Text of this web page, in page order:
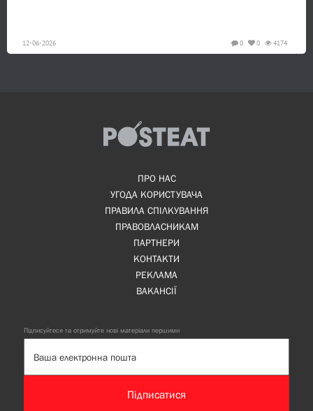
12-06-2026 4174
0
0
ПРО НАС
УГОДА КОРИСТУВАЧА
ПРАВИЛА СПІЛКУВАННЯ
ПРАВОВЛАСНИКАМ
ПАРТНЕРИ
КОНТАКТИ
РЕКЛАМА
ВАКАНСІЇ
Підписуйтеся та отримуйте нові матеріали першими
Підписатися